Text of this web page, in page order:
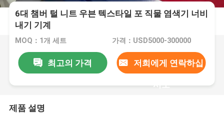
6대 챔버 털 니트 우븐 텍스타일 포 직물 염색기 너비
내기 기계
MOQ：1개 세트 가격：USD5000-300000
최고의 가격 저희에게 연락하십
시오
제품 설명